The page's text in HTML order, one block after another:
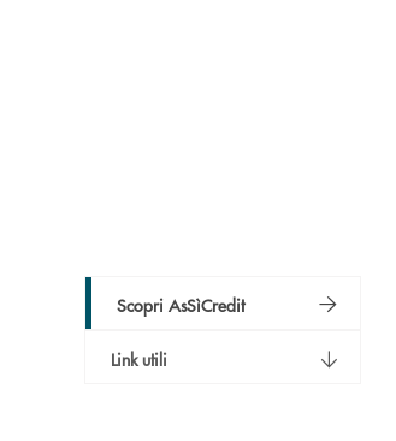
Scopri AsSìCredit
Link utili